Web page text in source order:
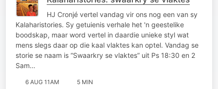
HJ Cronjé vertel vandag vir ons nog een van sy
Kalaharistories. Sy getuienis verhale het 'n geestelike
boodskap, maar word vertel in daardie unieke styl wat
mens slegs daar op die kaal vlaktes kan optel. Vandag se
storie se naam is “Swaarkry se vlaktes” uit Ps 18:30 en 2
Sam…
6 AUG 11AM 5 MIN